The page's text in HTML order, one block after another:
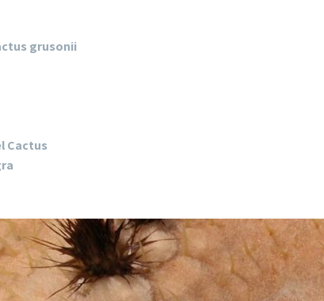
grusonii
Cactus